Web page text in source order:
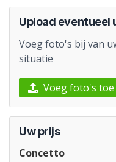
Upload eventueel
Voeg foto's bij van
situatie
Voeg foto's toe
Uw prijs
Concetto